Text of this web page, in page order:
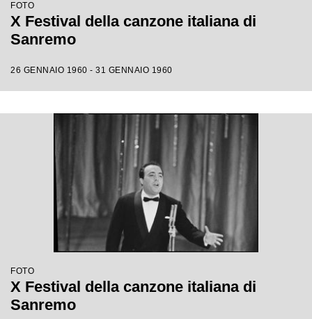
FOTO
X Festival della canzone italiana di
Sanremo
26 GENNAIO 1960 - 31 GENNAIO 1960
FOTO
X Festival della canzone italiana di
Sanremo